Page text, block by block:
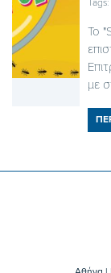
Tags:
Το
με